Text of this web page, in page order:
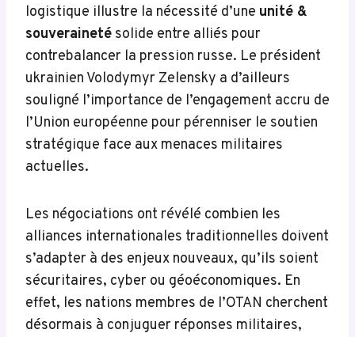
logistique illustre la nécessité d’une unité &
souveraineté solide entre alliés pour
contrebalancer la pression russe. Le président
ukrainien Volodymyr Zelensky a d’ailleurs
souligné l’importance de l’engagement accru de
l’Union européenne pour pérenniser le soutien
stratégique face aux menaces militaires
actuelles.
Les négociations ont révélé combien les
alliances internationales traditionnelles doivent
s’adapter à des enjeux nouveaux, qu’ils soient
sécuritaires, cyber ou géoéconomiques. En
effet, les nations membres de l’OTAN cherchent
désormais à conjuguer réponses militaires,